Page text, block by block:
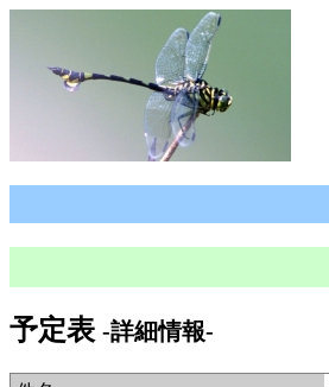
予定表 -詳細情報-